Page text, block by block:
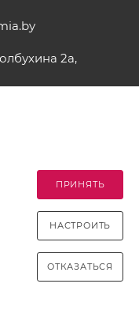
2а,
посудой и
г. Минск, ул.
017-378-60-00
ПРИНЯТЬ
НАСТРОИТЬ
ОТКАЗАТЬСЯ